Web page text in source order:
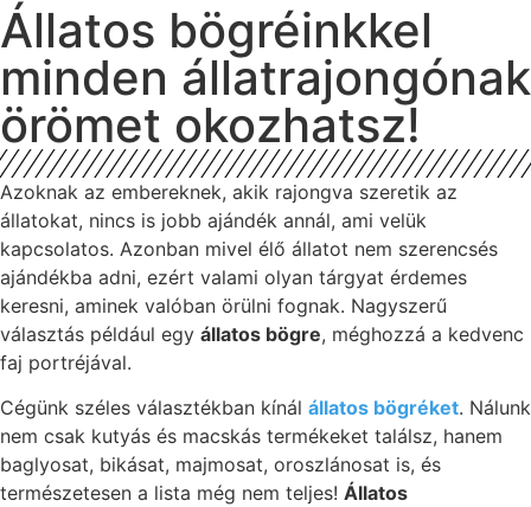
Állatos bögréinkkel
minden állatrajongónak
örömet okozhatsz!
Azoknak az embereknek, akik rajongva szeretik az
állatokat, nincs is jobb ajándék annál, ami velük
kapcsolatos. Azonban mivel élő állatot nem szerencsés
ajándékba adni, ezért valami olyan tárgyat érdemes
keresni, aminek valóban örülni fognak. Nagyszerű
választás például egy állatos bögre, méghozzá a kedvenc
faj portréjával.
Cégünk széles választékban kínál állatos bögréket. Nálunk
nem csak kutyás és macskás termékeket találsz, hanem
baglyosat, bikásat, majmosat, oroszlánosat is, és
természetesen a lista még nem teljes! Állatos